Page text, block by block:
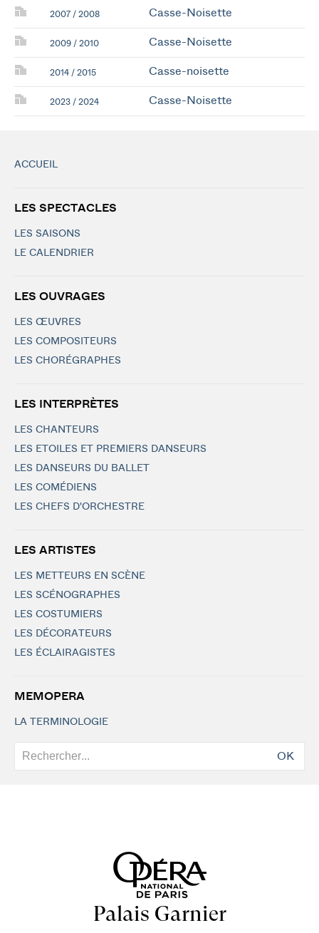
2007 / 2008 Casse-Noisette
2009 / 2010 Casse-Noisette
2014 / 2015 Casse-noisette
2023 / 2024 Casse-Noisette
ACCUEIL
LES SPECTACLES
LES SAISONS
LE CALENDRIER
LES OUVRAGES
LES ŒUVRES
LES COMPOSITEURS
LES CHORÉGRAPHES
LES INTERPRÈTES
LES CHANTEURS
LES ETOILES ET PREMIERS DANSEURS
LES DANSEURS DU BALLET
LES COMÉDIENS
LES CHEFS D'ORCHESTRE
LES ARTISTES
LES METTEURS EN SCÈNE
LES SCÉNOGRAPHES
LES COSTUMIERS
LES DÉCORATEURS
LES ÉCLAIRAGISTES
MEMOPERA
LA TERMINOLOGIE
OK
Palais Garnier